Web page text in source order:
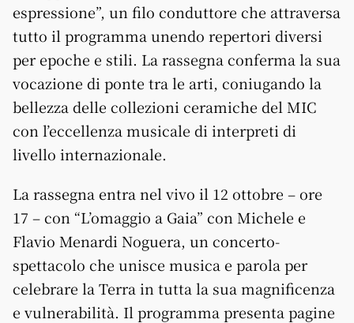
espressione”, un filo conduttore che attraversa
tutto il programma unendo repertori diversi
per epoche e stili. La rassegna conferma la sua
vocazione di ponte tra le arti, coniugando la
bellezza delle collezioni ceramiche del MIC
con l’eccellenza musicale di interpreti di
livello internazionale.
La rassegna entra nel vivo il 12 ottobre – ore
17 – con “L’omaggio a Gaia” con Michele e
Flavio Menardi Noguera, un concerto-
spettacolo che unisce musica e parola per
celebrare la Terra in tutta la sua magnificenza
e vulnerabilità. Il programma presenta pagine